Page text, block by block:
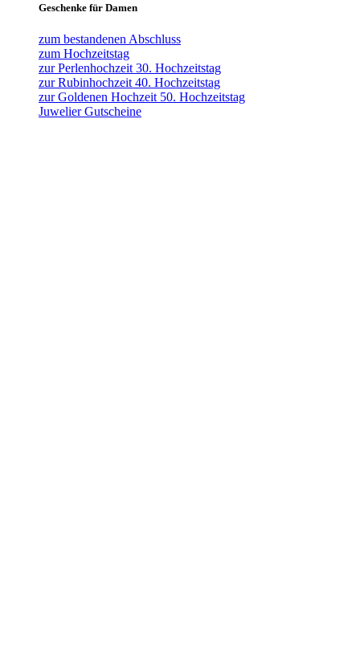
Geschenke für Damen
zum bestandenen Abschluss
zum Hochzeitstag
zur Perlenhochzeit 30. Hochzeitstag
zur Rubinhochzeit 40. Hochzeitstag
zur Goldenen Hochzeit 50. Hochzeitstag
Juwelier Gutscheine